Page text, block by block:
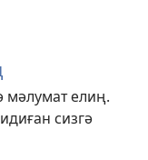
елиң.
сизгә